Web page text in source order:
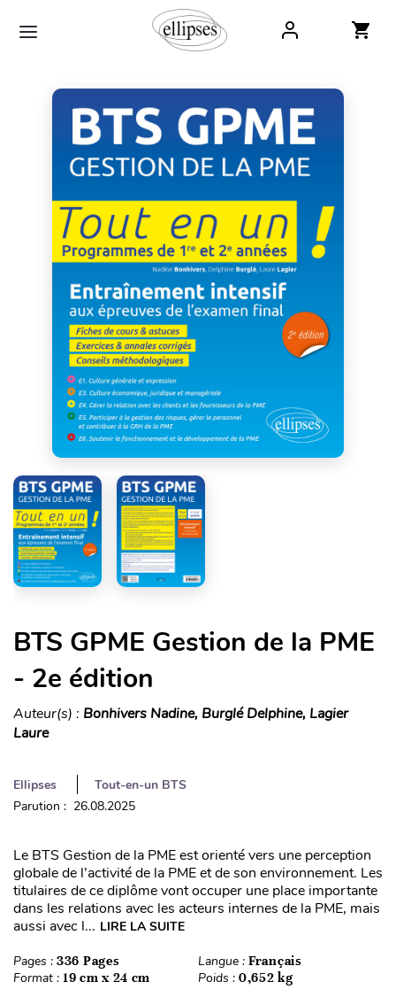
BTS GPME Gestion de la PME
- 2e édition
Auteur(s) : Bonhivers Nadine, Burglé Delphine, Lagier
Laure
Ellipses
Tout-en-un BTS
Parution : 26.08.2025
Le BTS Gestion de la PME est orienté vers une perception
globale de l’activité de la PME et de son environnement. Les
titulaires de ce diplôme vont occuper une place importante
dans les relations avec les acteurs internes de la PME, mais
aussi avec l... LIRE LA SUITE
Pages : 336 Pages Langue : Français
Format : 19 cm x 24 cm Poids : 0,652 kg